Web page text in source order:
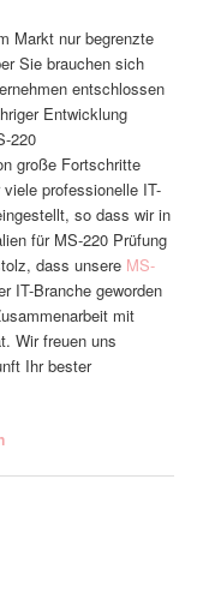
Markt nur begrenzte
Sie brauchen sich
entschlossen
Entwicklung
220
große Fortschritte
professionelle IT-
so dass wir in
für MS-220 Prüfung
dass unsere MS-
IT-Branche geworden
mit
Wir freuen uns
Ihr bester